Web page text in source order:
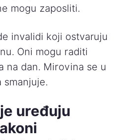
mogu zaposliti.
invalidi koji ostvaruju
Oni mogu raditi
na dan. Mirovina se u
smanjuje.
uređuju